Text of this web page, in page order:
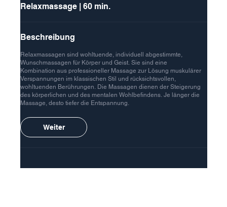
Relaxmassage | 60 min.
Beschreibung
Relaxmassagen sind wohltuende, individuell abgestimmte,
Wunschmassagen für Körper und Geist. Sie sind eine
Kombination aus professioneller Massage zur Lösung muskulärer
Verspannungen im klassischen Stil und rücksichtsvollen,
wohltuenden Berührungen. Die Massagen dienen der Steigerung
des körperlichen und des mentalen Wohlbefindens. Je länger die
Massage, desto tiefer die Entspannung.
Weiter